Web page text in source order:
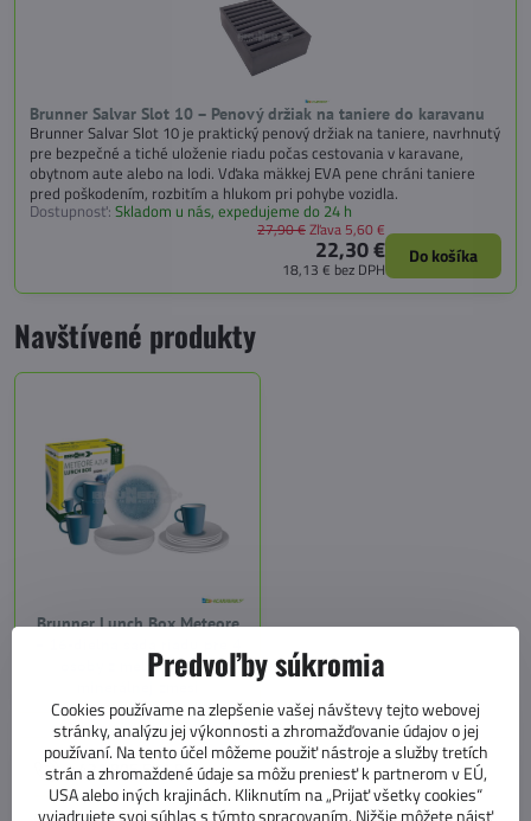
Brunner Salvar Slot 10 – Penový držiak na taniere do karavanu
Brunner Salvar Slot 10 je praktický penový držiak na taniere, navrhnutý
pre bezpečné a tiché uloženie riadu počas cestovania v karavane,
obytnom aute alebo na lodi. Vďaka mäkkej EVA pene chráni taniere
pred poškodením, rozbitím a hlukom pri pohybe vozidla.
Dostupnosť: Skladom u nás, expedujeme do 24 h
22,30 €
18,13 € bez DPH
27,90 €Zľava 5,60 €
Do košíka
Navštívené produkty
Brunner Lunch Box Meteore
osoby z melamínovo-
+421 905 531 966
Predvoľby súkromia
Cookies používame na zlepšenie vašej návštevy tejto webovej
stránky, analýzu jej výkonnosti a zhromažďovanie údajov o jej
používaní. Na tento účel môžeme použiť nástroje a služby tretích
strán a zhromaždené údaje sa môžu preniesť k partnerom v EÚ,
USA alebo iných krajinách. Kliknutím na „Prijať všetky cookies“
vyjadrujete svoj súhlas s týmto spracovaním. Nižšie môžete nájsť